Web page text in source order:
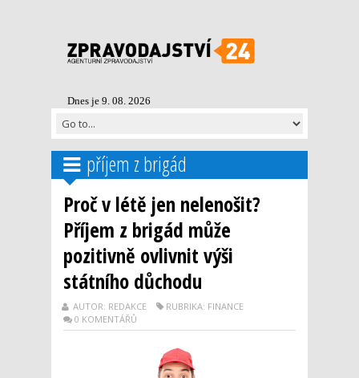
Dnes je 9. 08. 2026
příjem z brigád
Proč v létě jen nelenošit?
Příjem z brigád může
pozitivně ovlivnit výši
státního důchodu
AUTOR: REDAKCE
RUBRIKA: FINANCE
0 KOMENTÁŘŮ